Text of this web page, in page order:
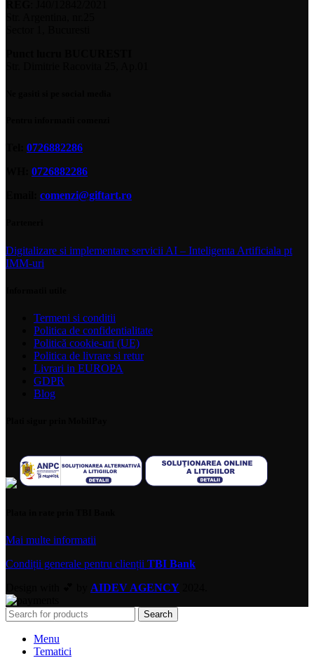
0726882286
0726882286
comenzi@giftart.ro
Digitalizare si implementare servicii AI – Inteligenta Artificiala pt
IMM-uri
Termeni si conditii
Politica de confidentialitate
Politică cookie-uri (UE)
Politica de livrare si retur
Livrari in EUROPA
GDPR
Blog
Mai multe informatii
Condiții generale pentru clienții TBI Bank
AIDEV AGENCY
Search
Menu
Tematici